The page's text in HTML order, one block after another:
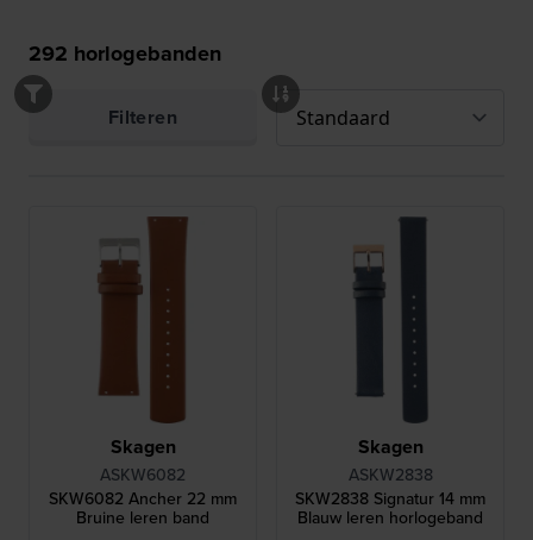
292 horlogebanden
Filteren
Skagen
ASKW6082
SKW6082 Ancher 22 mm
Bruine leren band
Skagen
ASKW2838
SKW2838 Signatur 14 mm
Blauw leren horlogeband